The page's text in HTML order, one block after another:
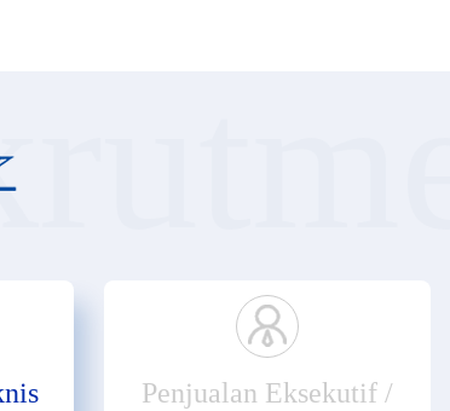
Penjualan Eksekutif /